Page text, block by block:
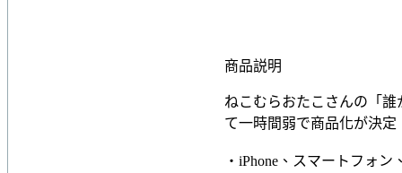
商品説明
ねこむらおたこさんの「
て一時間弱で商品化が決
・iPhone、スマートフォ